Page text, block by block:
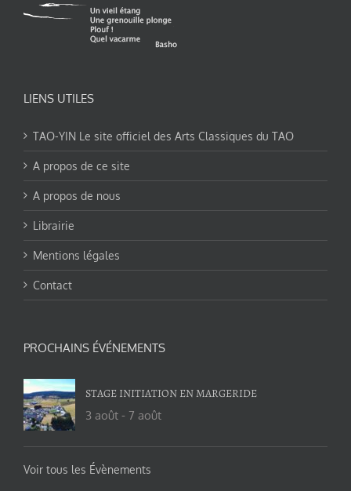
LIENS UTILES
TAO-YIN Le site officiel des Arts Classiques du TAO
A propos de ce site
A propos de nous
Librairie
Mentions légales
Contact
PROCHAINS ÉVÉNEMENTS
STAGE INITIATION EN MARGERIDE
3 août - 7 août
Voir tous les Évènements